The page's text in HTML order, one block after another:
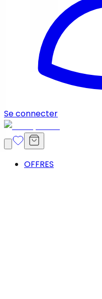
Se connecter
OFFRES